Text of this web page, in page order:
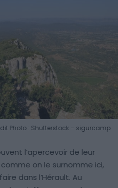
Photo : Shutterstock – sigurcamp
l’apercevoir de leur
on le surnomme ici,
dans l’Hérault. Au